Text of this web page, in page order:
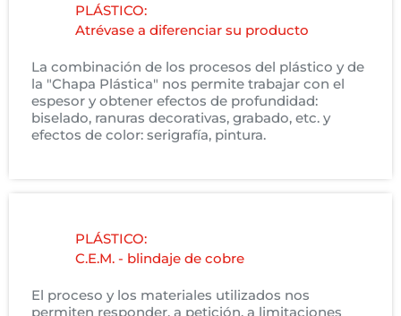
PLÁSTICO:
Atrévase a diferenciar su producto
La combinación de los procesos del plástico y de
la "Chapa Plástica" nos permite trabajar con el
espesor y obtener efectos de profundidad:
biselado, ranuras decorativas, grabado, etc. y
efectos de color: serigrafía, pintura.
PLÁSTICO:
C.E.M. - blindaje de cobre
El proceso y los materiales utilizados nos
permiten responder, a petición, a limitaciones